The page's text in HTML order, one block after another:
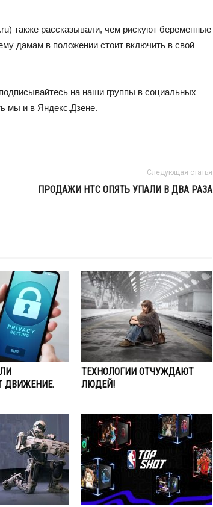
также рассказывали, чем рискуют беременные
дамам в положении стоит включить в свой
на наши группы в социальных
мы и в Яндекс.Дзене.
Следующая статья
ПРОДАЖИ HTC ОПЯТЬ УПАЛИ В ДВА РАЗА
ДВИЖЕНИЕ.
ТЕХНОЛОГИИ ОТЧУЖДАЮТ
ЛЮДЕЙ!